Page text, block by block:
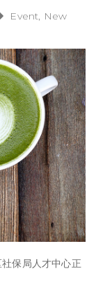
Event, New
保局人才中心正